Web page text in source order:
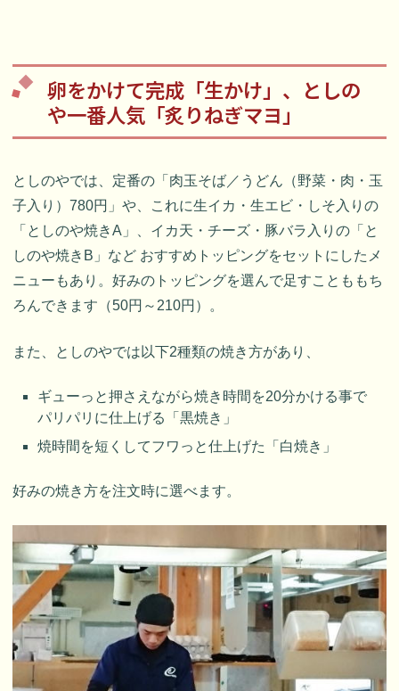
卵をかけて完成「生かけ」、としの
や一番人気「炙りねぎマヨ」
としのやでは、定番の「肉玉そば／うどん（野菜・肉・玉
子入り）780円」や、これに生イカ・生エビ・しそ入りの
「としのや焼きA」、イカ天・チーズ・豚バラ入りの「と
しのや焼きB」など おすすめトッピングをセットにしたメ
ニューもあり。好みのトッピングを選んで足すことももち
ろんできます（50円～210円）。
また、としのやでは以下2種類の焼き方があり、
ギューっと押さえながら焼き時間を20分かける事で
パリパリに仕上げる「黒焼き」
焼時間を短くしてフワっと仕上げた「白焼き」
好みの焼き方を注文時に選べます。